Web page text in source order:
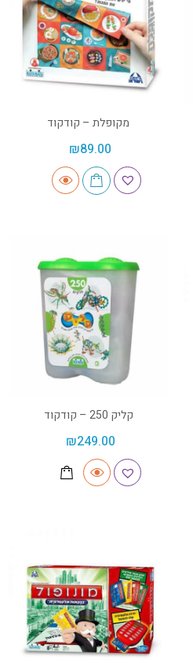
מקופלת – קודקוד
₪89.00
קליק 250 – קודקוד
₪249.00